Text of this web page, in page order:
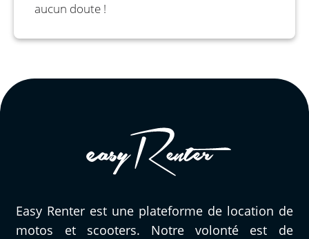
aucun doute !
Easy Renter est une plateforme de location de
motos et scooters. Notre volonté est de